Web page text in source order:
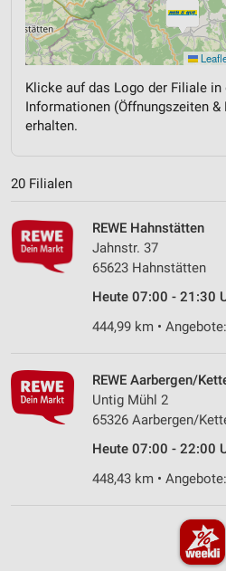
Klicke auf das Logo der Filiale in
Informationen (Öffnungszeiten &
erhalten.
20 Filialen
REWE Hahnstätten
Jahnstr. 37
65623 Hahnstätten
Heute 07:00 - 21:30
444,99 km •
REWE Aarbergen/
Untig Mühl 2
65326 Aarbergen/
Heute 07:00 - 22:00
448,43 km •